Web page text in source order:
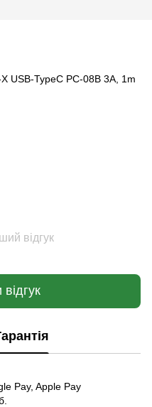
USB-TypeC PC-08B 3A, 1m
відгук
Pay, Apple Pay